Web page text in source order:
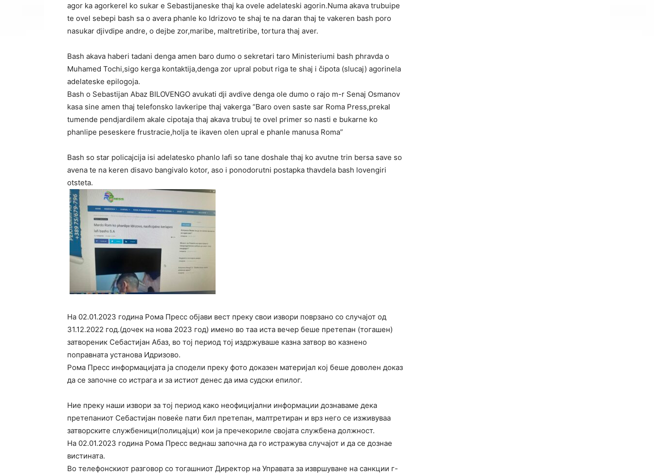
agor ka agorkerel ko sukar e Sebastijaneske thaj ka ovele adelateski agorin.Numa akava trubuipe
te ovel sebepi bash sa o avera phanle ko Idrizovo te shaj te na daran thaj te vakeren bash poro
nasukar djivdipe andre, o dejbe zor,maribe, maltretiribe, tortura thaj aver.
Bash akava haberi tadani denga amen baro dumo o sekretari taro Ministeriumi bash phravda o
Muhamed Tochi,sigo kerga kontaktija,denga zor upral pobut riga te shaj i čipota (slucaj) agorinela
adelateske epilogoja.
Bash o Sebastijan Abaz BILOVENGO avukati dji avdive denga ole dumo o rajo m-r Senaj Osmanov
kasa sine amen thaj telefonsko lavkeripe thaj vakerga “Baro oven saste sar Roma Press,prekal
tumende pendjardilem akale cipotaja thaj akava trubuj te ovel primer so nasti e bukarne ko
phanlipe peseskere frustracie,holja te ikaven olen upral e phanle manusa Roma”
Bash so star policajcija isi adelatesko phanlo lafi so tane doshale thaj ko avutne trin bersa save so
avena te na keren disavo bangivalo kotor, aso i ponodorutni postapka thavdela bash lovengiri
otsteta.
На 02.01.2023 година Рома Пресс објави вест преку свои извори поврзано со случајот од
31.12.2022 год.(дочек на нова 2023 год) имено во таа иста вечер беше претепан (тогашен)
затвореник Себастијан Абаз, во тој период тој издржуваше казна затвор во казнено
поправната установа Идризово.
Рома Пресс информацијата ја сподели преку фото доказен материјал кој беше доволен доказ
да се започне со истрага и за истиот денес да има судски епилог.
Ние преку наши извори за тој период како неофицијални информации дознаваме дека
претепаниот Себастијан повеќе пати бил претепан, малтретиран и врз него се изживуваа
затворските службеници(полицајци) кои ја пречекориле својата службена должност.
На 02.01.2023 година Рома Пресс веднаш започна да го истражува случајот и да се дознае
вистината.
Во телефонскиот разговор со тогашниот Директор на Управата за извршуване на санкции г-